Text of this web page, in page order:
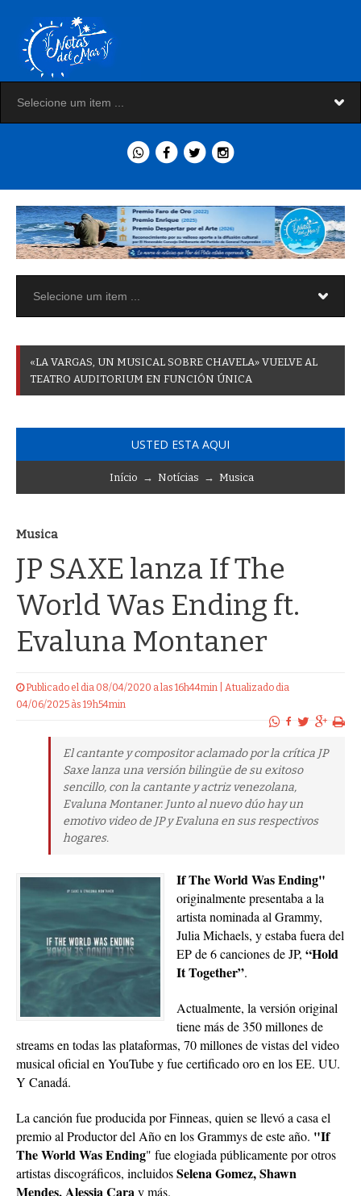
«LA VARGAS UN MUSICAL SOBRE CHAVELA» VUELVE AL
TEATRO AUDITORIUM EN FUNCIÓN ÚNICA
USTED ESTA AQUI
Início → Notícias → Musica
Musica
JP SAXE lanza If The
World Was Ending ft.
Evaluna Montaner
Publicado el dia 08/04/2020 a las 16h44min | Atualizado dia
04/06/2025 às 19h54min
El cantante y compositor aclamado por la crítica JP
Saxe lanza una versión bilingüe de su exitoso
sencillo, con la cantante y actriz venezolana,
Evaluna Montaner. Junto al nuevo dúo hay un
emotivo video de JP y Evaluna en sus respectivos
hogares.
If The World Was Ending"
originalmente presentaba a la
artista nominada al Grammy,
Julia Michaels, y estaba fuera del
EP de 6 canciones de JP, “Hold
It Together”.
Actualmente, la versión original
tiene más de 350 millones de
streams en todas las plataformas, 70 millones de vistas del video
musical oficial en YouTube y fue certificado oro en los EE. UU.
Y Canadá.
La canción fue producida por Finneas, quien se llevó a casa el
premio al Productor del Año en los Grammys de este año. "If
The World Was Ending" fue elogiada públicamente por otros
artistas discográficos, incluidosSelena Gomez, Shawn
Mendes, Alessia Caray más.